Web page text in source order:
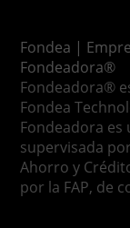
Fondea |
Fondeadora®
Fondeadora®
Fondea
Fondeadora
supervisada
Ahorro y
por la FAP, de